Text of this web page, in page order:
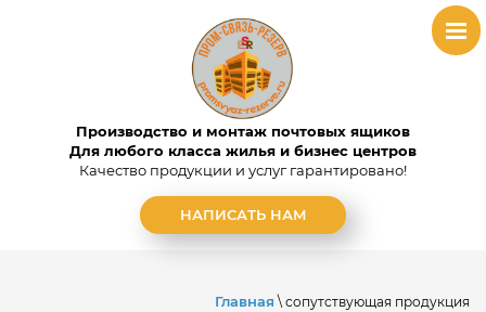
Производство и монтаж почтовых ящиков
Для любого класса жилья и бизнес центров
Качество продукции и услуг гарантировано!
НАПИСАТЬ НАМ
Главная \ сопутствующая продукция